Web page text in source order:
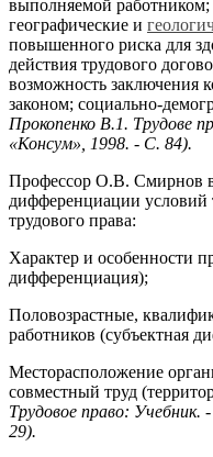
выполняемой
географические и
повышенного риска для
действия трудового
возможность заключения
законом; социально-
Прокопенко В.1. Трудове
«Консум», 1998. - С. 84).
Профессор О.В. Смирнов
дифференциации условий
трудового права:
Характер и особенности
дифференциация);
Половозрастные,
работников (субъектная
Месторасположение
совместный труд
Трудовое право:
29).